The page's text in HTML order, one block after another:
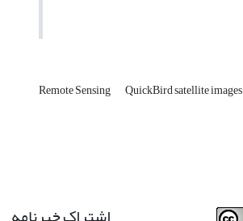
Remote Sensing QuickBird satellite images